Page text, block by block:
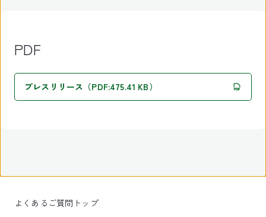
PDF
プレスリリース（PDF:475.41 KB）
よくあるご質問トップ